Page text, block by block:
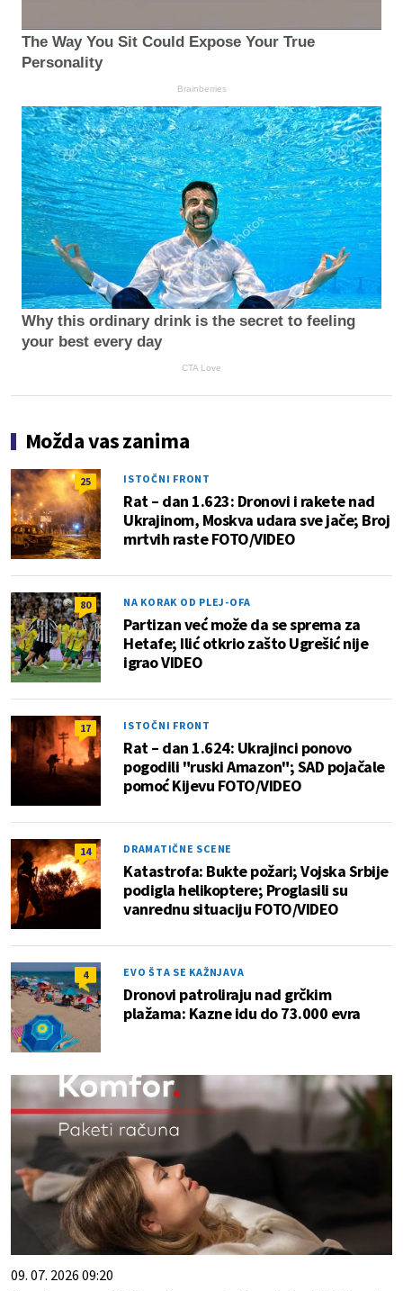
The Way You Sit Could Expose Your True
Personality
Brainberries
Why this ordinary drink is the secret to feeling
your best every day
CTA Love
Možda vas zanima
25 ISTOČNI FRONT
Rat – dan 1.623: Dronovi i rakete nad
Ukrajinom, Moskva udara sve jače; Broj
mrtvih raste FOTO/VIDEO
80 NA KORAK OD PLEJ-OFA
Partizan već može da se sprema za
Hetafe; Ilić otkrio zašto Ugrešić nije
igrao VIDEO
17 ISTOČNI FRONT
Rat – dan 1.624: Ukrajinci ponovo
pogodili "ruski Amazon"; SAD pojačale
pomoć Kijevu FOTO/VIDEO
14 DRAMATIČNE SCENE
Katastrofa: Bukte požari; Vojska Srbije
podigla helikoptere; Proglasili su
vanrednu situaciju FOTO/VIDEO
4 EVO ŠTA SE KAŽNJAVA
Dronovi patroliraju nad grčkim
plažama: Kazne idu do 73.000 evra
09. 07. 2026 09:20